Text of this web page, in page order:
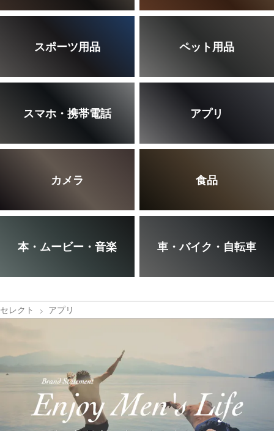
スポーツ用品 ペット用品
スマホ・携帯電話 アプリ
カメラ 食品
本・ムービー・音楽 車・バイク・自転車
セレクト アプリ